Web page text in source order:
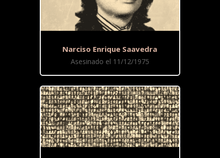
Narciso Enrique Saavedra
Asesinado el 11/12/1975